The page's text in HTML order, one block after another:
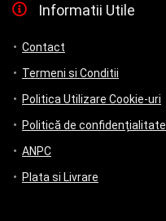
Informatii Utile
Contact
Termeni si Conditii
Politica Utilizare Cookie-uri
Politică de confidențialitate
ANPC
Plata si Livrare